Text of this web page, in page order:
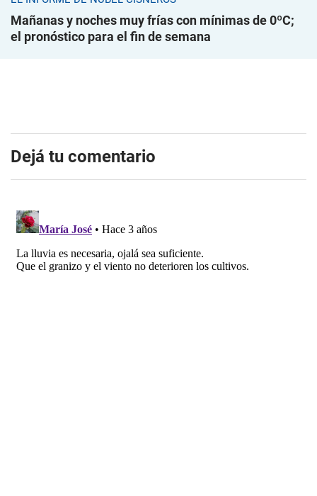
Mañanas y noches muy frías con mínimas de 0ºC;
el pronóstico para el fin de semana
Dejá tu comentario